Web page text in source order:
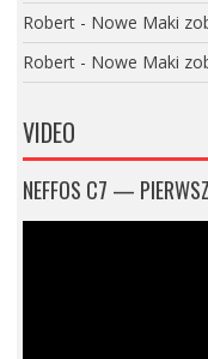
Robert- Nowe Maki
Robert- Nowe Maki
VIDEO
NEFFOS C7 —